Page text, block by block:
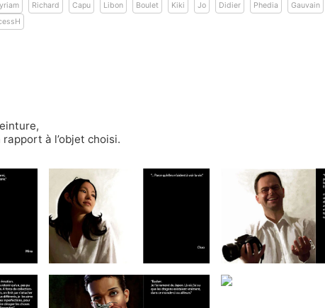
Richard Capu Libon Boulet Kiki Jo Didier Phedia Gauvain
à l’objet choisi.